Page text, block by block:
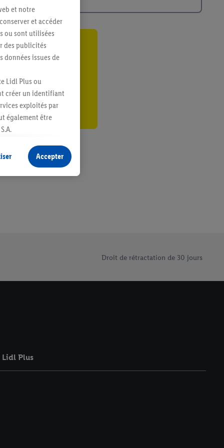
Droit de rétractation de 30 jours
Lidl Plus
et notre
et accéder
ou sont utilisées
des publicités
données issues de
Lidl Plus ou
créer un identifiant
exploités par
également être
sans procéder à
terminaux ou
échéant, d’autres
Accepter